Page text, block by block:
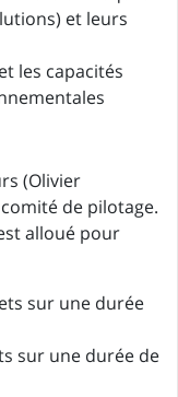
et leurs
les capacités
(Olivier
de pilotage.
alloué pour
sur une durée
sur une durée de